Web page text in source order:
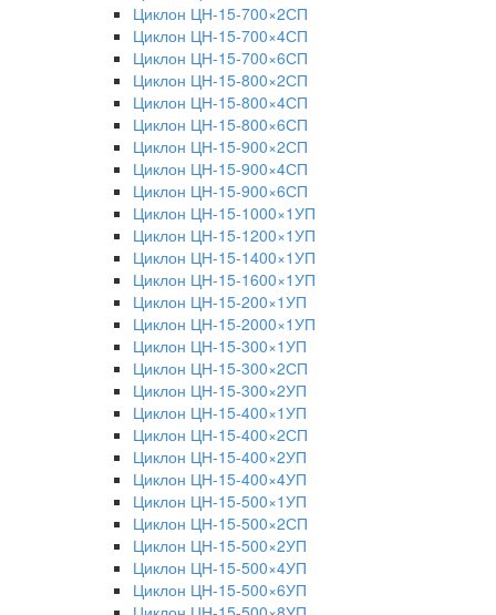
Циклон ЦН-15-700×2СП
Циклон ЦН-15-700×4СП
Циклон ЦН-15-700×6СП
Циклон ЦН-15-800×2СП
Циклон ЦН-15-800×4СП
Циклон ЦН-15-800×6СП
Циклон ЦН-15-900×2СП
Циклон ЦН-15-900×4СП
Циклон ЦН-15-900×6СП
Циклон ЦН-15-1000×1УП
Циклон ЦН-15-1200×1УП
Циклон ЦН-15-1400×1УП
Циклон ЦН-15-1600×1УП
Циклон ЦН-15-200×1УП
Циклон ЦН-15-2000×1УП
Циклон ЦН-15-300×1УП
Циклон ЦН-15-300×2СП
Циклон ЦН-15-300×2УП
Циклон ЦН-15-400×1УП
Циклон ЦН-15-400×2СП
Циклон ЦН-15-400×2УП
Циклон ЦН-15-400×4УП
Циклон ЦН-15-500×1УП
Циклон ЦН-15-500×2СП
Циклон ЦН-15-500×2УП
Циклон ЦН-15-500×4УП
Циклон ЦН-15-500×6УП